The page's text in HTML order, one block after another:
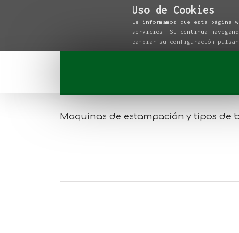
Uso de Cookies
Le informamos que esta
servicios. Si continua
cambiar su configuración
Maquinas de estampación y tipos de